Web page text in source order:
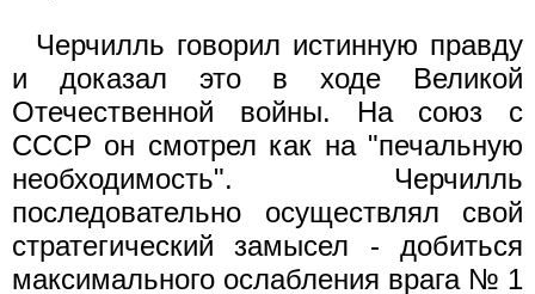
Черчилль говорил истинную правду
и доказал это в ходе Великой
Отечественной войны. На союз с
СССР он смотрел как на "печальную
необходимость". Черчилль
последовательно осуществлял свой
стратегический замысел - добиться
максимального ослабления врага № 1